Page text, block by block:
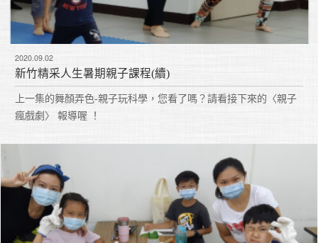
2020.09.02
新竹精采人生暑期親子課程(續)
上一集的舞顏弄色-親子玩科學，您看了嗎？請看接下來的〈親子
瘋戲劇〉 報導喔 ！